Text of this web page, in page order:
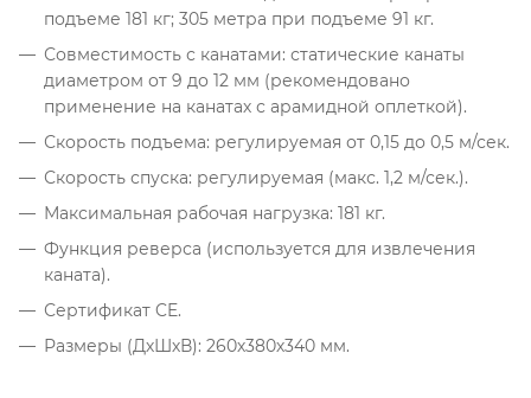
подъеме 181 кг; 305 метра при подъеме 91 кг.
Совместимость с канатами: статические канаты
диаметром от 9 до 12 мм (рекомендовано
применение на канатах с арамидной оплеткой).
Скорость подъема: регулируемая от 0,15 до 0,5 м/сек.
Скорость спуска: регулируемая (макс. 1,2 м/сек.).
Максимальная рабочая нагрузка: 181 кг.
Функция реверса (используется для извлечения
каната).
Сертификат CE.
Размеры (ДхШхВ): 260х380х340 мм.